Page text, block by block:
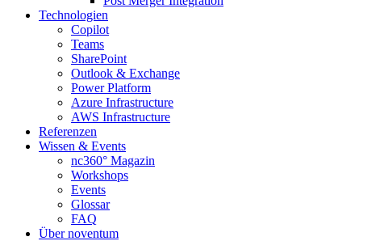
Technologien
Copilot
Teams
SharePoint
Outlook & Exchange
Power Platform
Azure Infrastructure
AWS Infrastructure
Referenzen
Wissen & Events
nc360° Magazin
Workshops
Events
Glossar
FAQ
Über noventum